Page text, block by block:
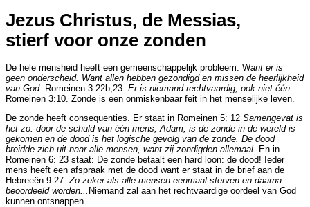
Jezus Christus, de Messias,
stierf voor onze zonden
De hele mensheid heeft een gemeenschappelijk probleem. Want er is
geen onderscheid. Want allen hebben gezondigd en missen de heerlijkheid
van God. Romeinen 3:22b,23. Er is niemand rechtvaardig, ook niet één.
Romeinen 3:10. Zonde is een onmiskenbaar feit in het menselijke leven.
De zonde heeft consequenties. Er staat in Romeinen 5: 12 Samengevat is
het zo: door de schuld van één mens, Adam, is de zonde in de wereld is
gekomen en de dood is het logische gevolg van de zonde. De dood
breidde zich uit naar alle mensen, want zij zondigden allemaal. En in
Romeinen 6: 23 staat: De zonde betaalt een hard loon: de dood! Ieder
mens heeft een afspraak met de dood want er staat in de brief aan de
Hebreeën 9:27: Zo zeker als alle mensen eenmaal sterven en daarna
beoordeeld worden... Niemand zal aan het rechtvaardige oordeel van God
kunnen ontsnappen.